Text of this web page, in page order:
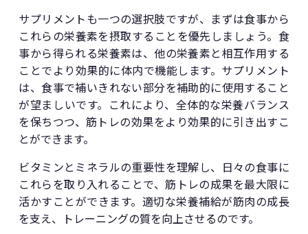
サプリメントも一つの選択肢ですが、まずは食事から
これらの栄養素を摂取することを優先しましょう。食
事から得られる栄養素は、他の栄養素と相互作用する
ことでより効果的に体内で機能します。サプリメント
は、食事で補いきれない部分を補助的に使用すること
が望ましいです。これにより、全体的な栄養バランス
を保ちつつ、筋トレの効果をより効果的に引き出すこ
とができます。
ビタミンとミネラルの重要性を理解し、日々の食事に
これらを取り入れることで、筋トレの成果を最大限に
活かすことができます。適切な栄養補給が筋肉の成長
を支え、トレーニングの質を向上させるのです。